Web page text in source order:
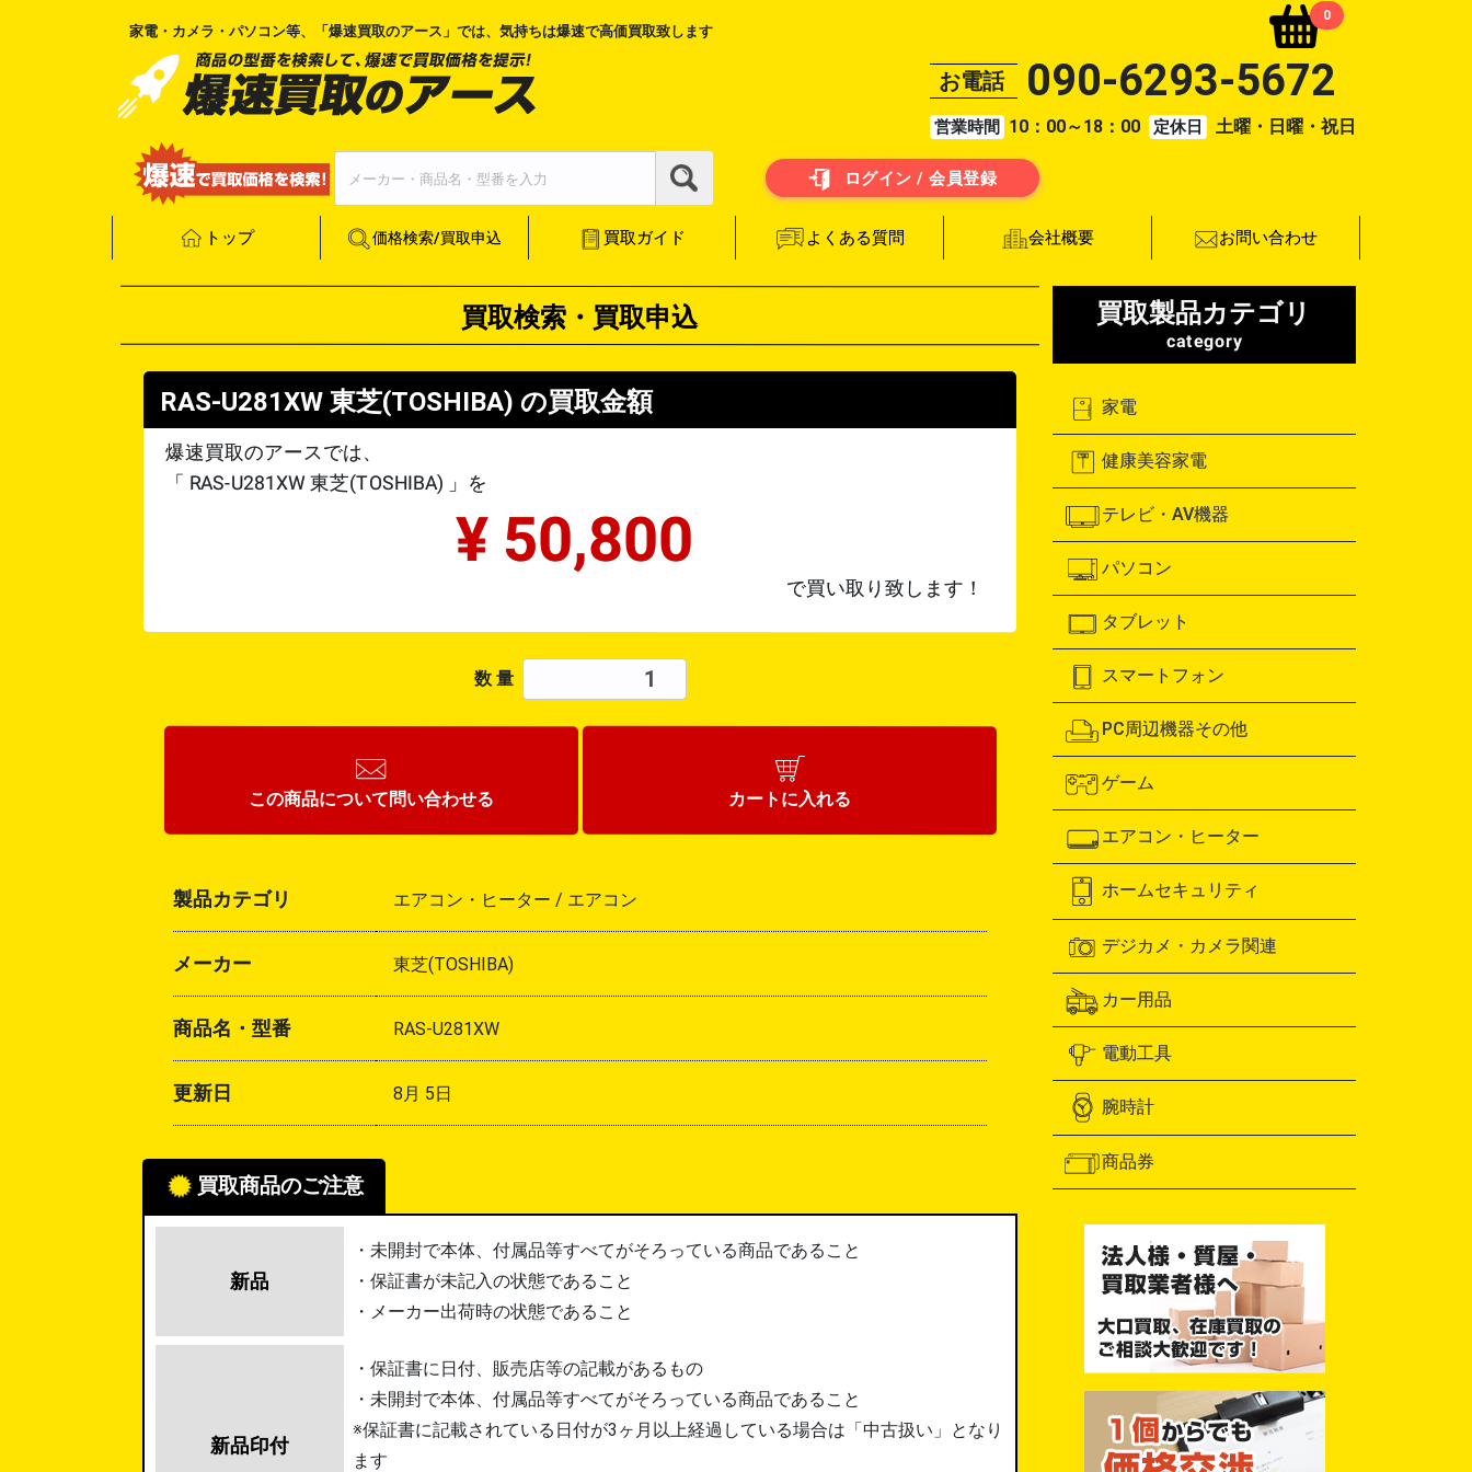
家電・カメラ・パソコン等、「 爆速買取のアース 」では、気持ちは爆速で高価買取致します
0
お電話 090-6293-5672
営業時間 10：00～18：00 定休日 土曜・日曜・祝日
ログイン / 会員登録
トップ 価格検索/買取申込 買取ガイド よくある質問 会社概要 お問い合わせ
買取検索・買取申込
RAS-U281XW 東芝(TOSHIBA) の買取金額
爆速買取のアースでは、
「 RAS-U281XW東芝(TOSHIBA) 」を
¥ 50,800
で買い取り致します！
数 量
この商品について問い合わせる カートに入れる
製品カテゴリ エアコン・ヒーター / エアコン
メーカー 東芝(TOSHIBA)
商品名・型番 RAS-U281XW
更新日 8月 5日
買取商品のご注意
新品
・未開封で本体、付属品等すべてがそろっている商品であること
・保証書が未記入の状態であること
・メーカー出荷時の状態であること
新品印付
・保証書に日付、販売店等の記載があるもの
・未開封で本体、付属品等すべてがそろっている商品であること
※保証書に記載されている日付が3ヶ月以上経過している場合は「中古扱い」となり
ます
買取製品カテゴリ
category
家電
健康美容家電
テレビ・AV機器
パソコン
タブレット
スマートフォン
PC周辺機器その他
ゲーム
エアコン・ヒーター
ホームセキュリティ
デジカメ・カメラ関連
カー用品
電動工具
腕時計
商品券